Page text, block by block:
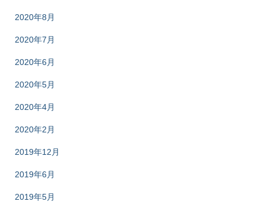
2020年8月
2020年7月
2020年6月
2020年5月
2020年4月
2020年2月
2019年12月
2019年6月
2019年5月